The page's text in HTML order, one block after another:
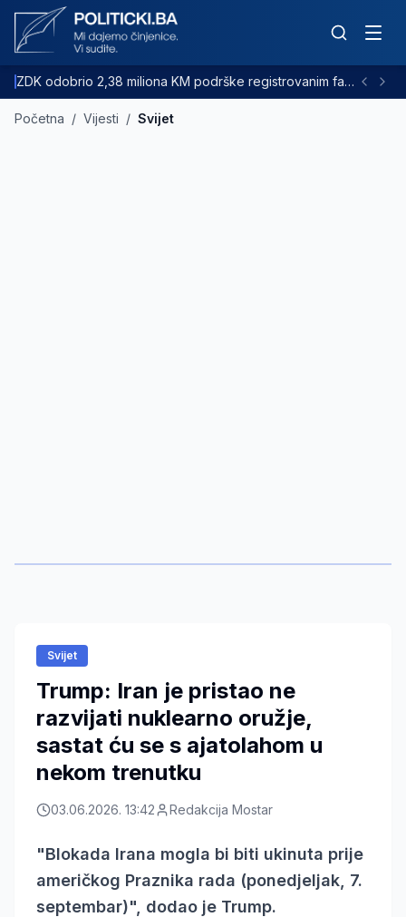
ZDK odobrio 2,38 miliona KM podrške registrovanim farmama goveda
Početna / Vijesti / Svijet
Svijet
Trump: Iran je pristao ne
razvijati nuklearno oružje,
sastat ću se s ajatolahom u
nekom trenutku
03.06.2026. 13:42 Redakcija Mostar
"Blokada Irana mogla bi biti ukinuta prije
američkog Praznika rada (ponedjeljak, 7.
septembar)", dodao je Trump.